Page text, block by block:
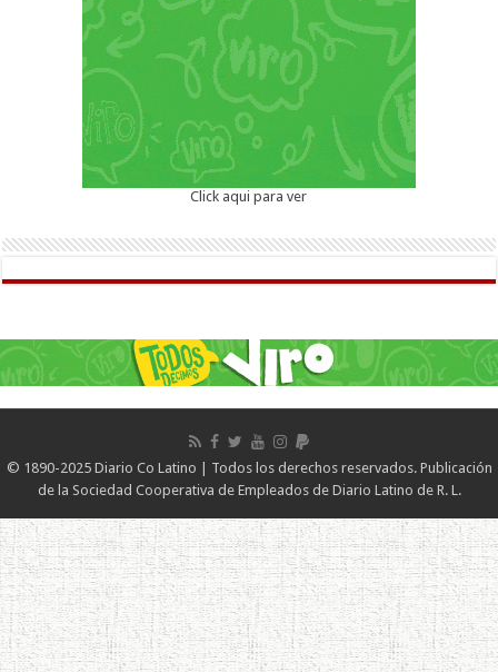
Click aqui para ver
© 1890-2025 Diario Co Latino | Todos los derechos reservados. Publicación
de la Sociedad Cooperativa de Empleados de Diario Latino de R. L.